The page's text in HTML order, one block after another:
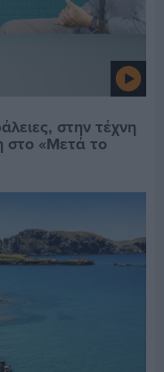
στην τέχνη
στο «Μετά το